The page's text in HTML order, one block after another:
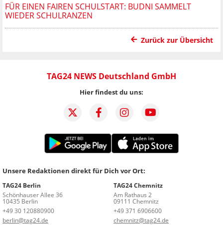
FÜR EINEN FAIREN SCHULSTART: BUDNI SAMMELT
WIEDER SCHULRANZEN
Zurück zur Übersicht
TAG24 NEWS Deutschland GmbH
Hier findest du uns:
Unsere Redaktionen direkt für Dich vor Ort:
TAG24 Berlin
Schönhauser Allee 36
10435 Berlin
+49 30 120880900
berlin@tag24.de
TAG24 Chemnitz
Am Rathaus 2
09111 Chemnitz
+49 371 6906600
chemnitz@tag24.de